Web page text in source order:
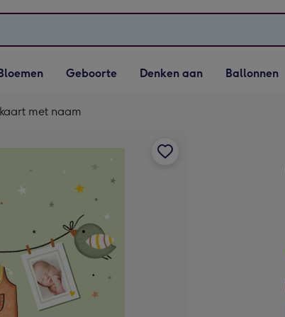
openen
Vervolgkeuzelijst
Geboorte openen
Geboorte
Vervolgkeuzelijst
Denken aan openen
Denken aan
Vervolgkeuzelijst
Ballonnen openen
Ballonnen
met naam